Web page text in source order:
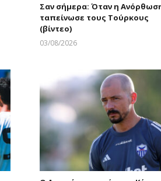
Σαν σήμερα: Όταν η
ταπείνωσε τους Τούρκους
(βίντεο)
03/08/2026